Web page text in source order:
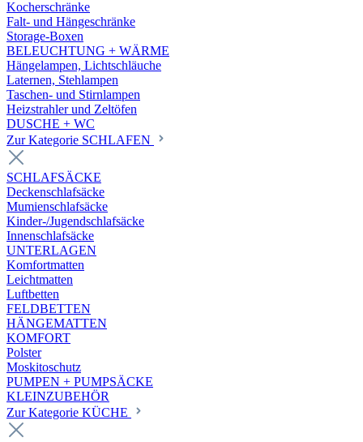
Kocherschränke
Falt- und Hängeschränke
Storage-Boxen
BELEUCHTUNG + WÄRME
Hängelampen, Lichtschläuche
Laternen, Stehlampen
Taschen- und Stirnlampen
Heizstrahler und Zeltöfen
DUSCHE + WC
Zur Kategorie SCHLAFEN
SCHLAFSÄCKE
Deckenschlafsäcke
Mumienschlafsäcke
Kinder-/Jugendschlafsäcke
Innenschlafsäcke
UNTERLAGEN
Komfortmatten
Leichtmatten
Luftbetten
FELDBETTEN
HÄNGEMATTEN
KOMFORT
Polster
Moskitoschutz
PUMPEN + PUMPSÄCKE
KLEINZUBEHÖR
Zur Kategorie KÜCHE